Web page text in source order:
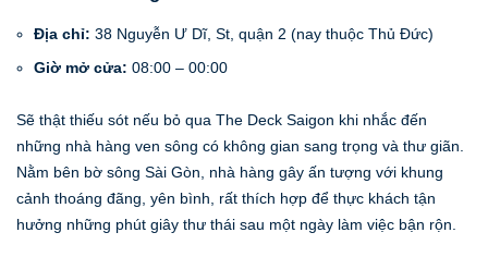
Địa chỉ: 38 Nguyễn Ư Dĩ, St, quận 2 (nay thuộc Thủ Đức)
Giờ mở cửa: 08:00 – 00:00
Sẽ thật thiếu sót nếu bỏ qua The Deck Saigon khi nhắc đến
những nhà hàng ven sông có không gian sang trọng và thư giãn.
Nằm bên bờ sông Sài Gòn, nhà hàng gây ấn tượng với khung
cảnh thoáng đãng, yên bình, rất thích hợp để thực khách tận
hưởng những phút giây thư thái sau một ngày làm việc bận rộn.